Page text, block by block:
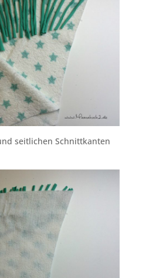
seitlichen Schnittkanten